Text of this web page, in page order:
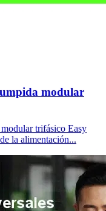
modular
trifásico Easy
la alimentación...